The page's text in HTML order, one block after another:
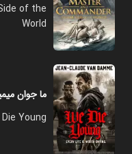
of the
World
ما جوان
Young